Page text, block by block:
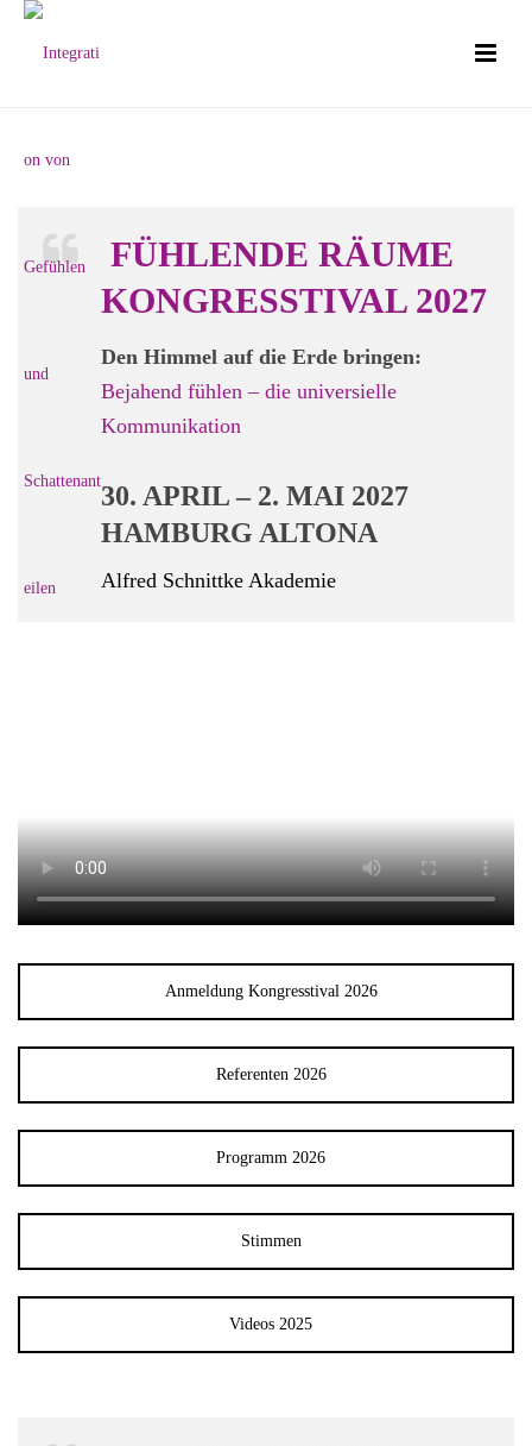
FÜHLENDE RÄUME
KONGRESSTIVAL 2027
Den Himmel auf die Erde bringen:
Bejahend fühlen – die universielle
Kommunikation
30. APRIL – 2. MAI 2027
HAMBURG ALTONA
Alfred Schnittke Akademie
Anmeldung Kongresstival 2026
Referenten 2026
Programm 2026
Stimmen
Videos 2025